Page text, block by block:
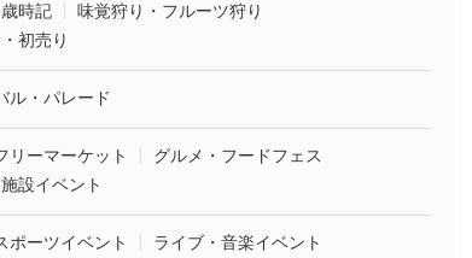
時記
味覚狩り・フルーツ狩り
初売り
ル・パレード
リーマーケット
グルメ・フードフェス
設イベント
ポーツイベント
ライブ・音楽イベント